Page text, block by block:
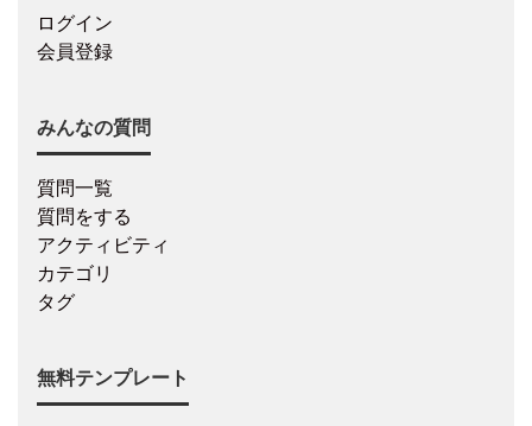
ログイン
会員登録
みんなの質問
質問一覧
質問をする
アクティビティ
カテゴリ
タグ
無料テンプレート